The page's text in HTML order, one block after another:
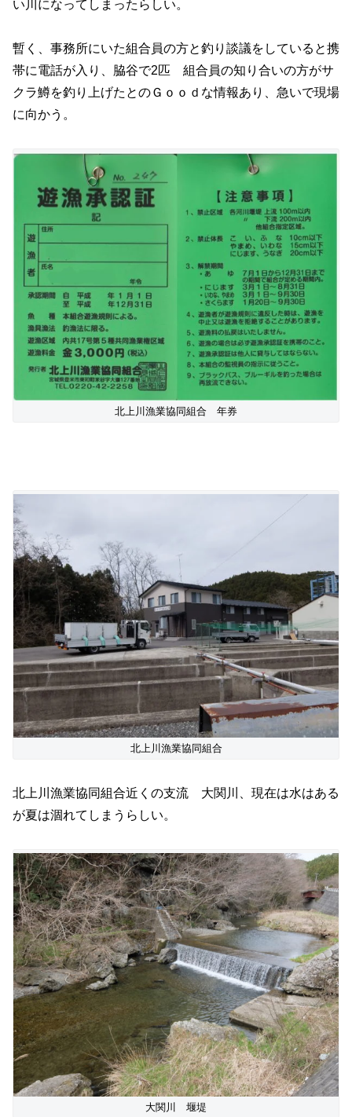
い川になってしまったらしい。
暫く、事務所にいた組合員の方と釣り談議をしていると携
帯に電話が入り、脇谷で2匹 組合員の知り合いの方がサ
クラ鱒を釣り上げたとのＧｏｏｄな情報あり、急いで現場
に向かう。
北上川漁業協同組合 年券
北上川漁業協同組合
北上川漁業協同組合近くの支流 大関川、現在は水はある
が夏は涸れてしまうらしい。
大関川 堰堤